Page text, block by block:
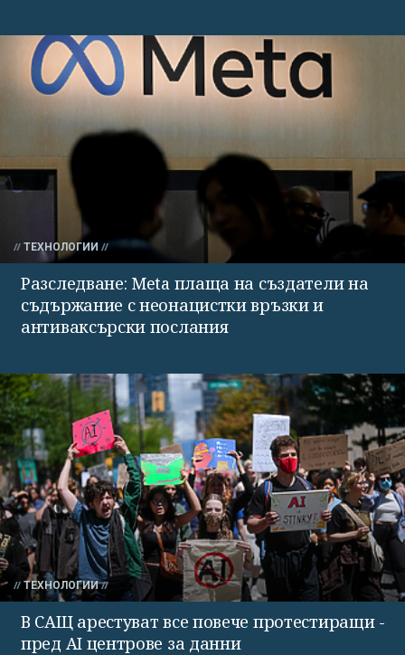
ТЕХНОЛОГИИ
Разследване: Meta плаща на създатели на
съдържание с неонацистки връзки и
антиваксърски послания
ТЕХНОЛОГИИ
В САЩ арестуват все повече протестиращи -
пред AI центрове за данни